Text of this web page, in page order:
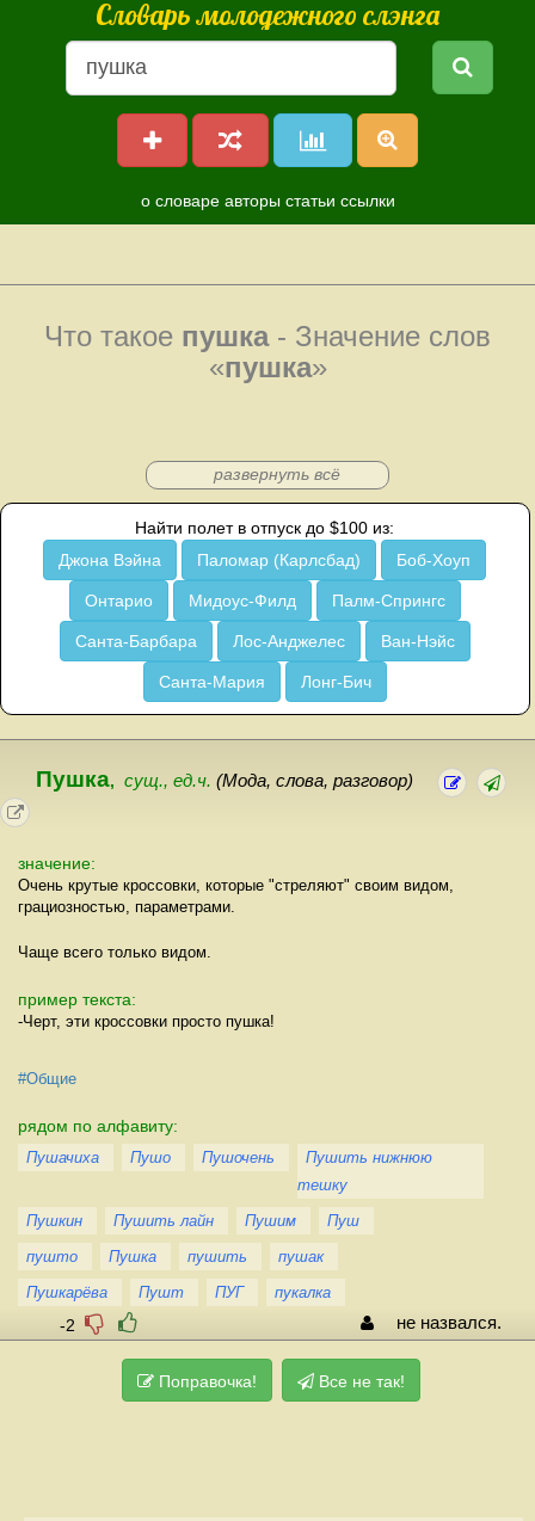
Словарь молодежного слэнга
о словаре авторы статьи ссылки
Что такое пушка- Значение слов
«пушка»
развернуть всё
Найти полет в отпуск до $100 из:
Джона Вэйна
Паломар (Карлсбад) Боб-Хоуп
Онтарио Мидоус-Филд Палм-Спрингс
Санта-Барбара Лос-Анджелес Ван-Нэйс
Санта-Мария Лонг-Бич
Пушка, сущ., ед.ч. (Мода, слова, разговор)
значение:
Очень крутые кроссовки, которые "стреляют" своим видом,
грациозностью, параметрами.
Чаще всего только видом.
пример текста:
-Черт, эти кроссовки просто пушка!
#Общие
рядом по алфавиту:
Пушачиха Пушо Пушочень
Пушить нижнюю
тешку
Пушкин
Пушить лайн Пушим
Пуш
пушто
Пушка пушить
пушак
Пушкарёва
Пушт ПУГ пукалка
-2 не назвался.
Поправочка! Все не так!